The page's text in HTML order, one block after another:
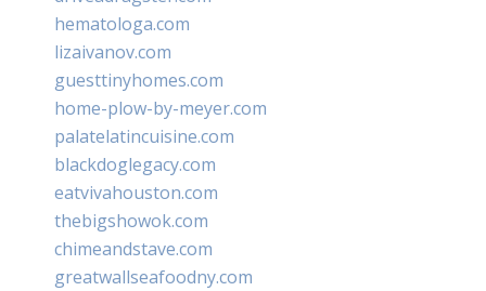
hematologa.com
lizaivanov.com
guesttinyhomes.com
home-plow-by-meyer.com
palatelatincuisine.com
blackdoglegacy.com
eatvivahouston.com
thebigshowok.com
chimeandstave.com
greatwallseafoodny.com